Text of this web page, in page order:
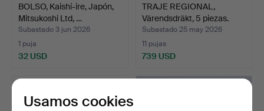
BOLSO, Kaishi-ire, Japón,
Mitsukoshi Ltd, …
Subastado 3 jun 2026
1 puja
32 USD
TRAJE REGIONAL,
Värendsdräkt, 5 piezas.
Subastado 25 may 2026
11 pujas
739 USD
Usamos cookies